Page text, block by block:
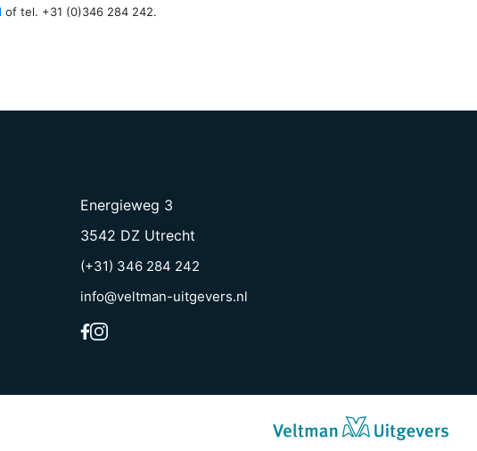
of tel. +31 (0)346 284 242.
Energieweg 3
3542 DZ Utrecht
(+31) 346 284 242
info@veltman-uitgevers.nl